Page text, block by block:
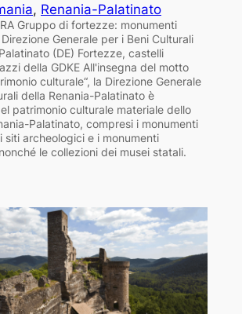
, Renania-Palatinato
Gruppo di fortezze: monumenti
Generale per i Beni Culturali
(DE) Fortezze, castelli
della GDKE All'insegna del motto
culturale“, la Direzione Generale
della Renania-Palatinato è
patrimonio culturale materiale dello
Palatinato, compresi i monumenti
siti archeologici e i monumenti
le collezioni dei musei statali.